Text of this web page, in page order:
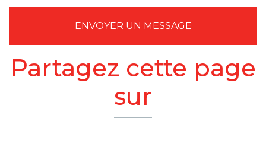
ENVOYER UN MESSAGE
Partagez cette page
sur